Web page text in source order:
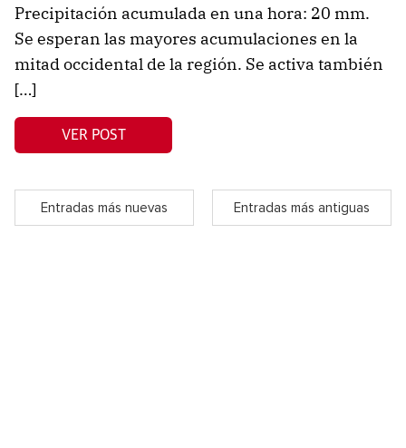
Precipitación acumulada en una hora: 20 mm.
Se esperan las mayores acumulaciones en la
mitad occidental de la región. Se activa también
[…]
VER POST
Entradas más nuevas Entradas más antiguas